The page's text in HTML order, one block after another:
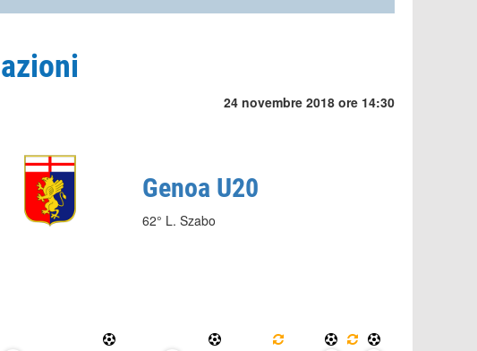
24 novembre 2018 ore 14:30
Genoa U20
62° L. Szabo